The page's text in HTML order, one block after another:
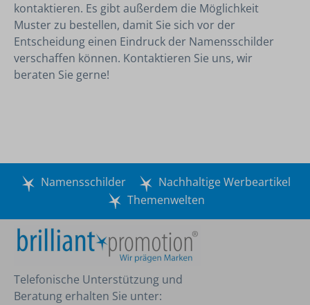
kontaktieren. Es gibt außerdem die Möglichkeit
Muster zu bestellen, damit Sie sich vor der
Entscheidung einen Eindruck der Namensschilder
verschaffen können. Kontaktieren Sie uns, wir
beraten Sie gerne!
Namensschilder
Nachhaltige Werbeartikel
Themenwelten
Telefonische Unterstützung und
Beratung erhalten Sie unter: